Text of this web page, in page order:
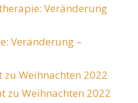
Veränderung
Veränderung –
zu Weihnachten 2022
zu Weihnachten 2022